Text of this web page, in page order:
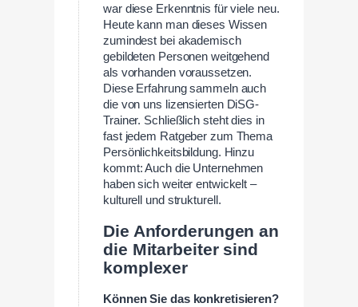
war diese Erkenntnis für viele neu.
Heute kann man dieses Wissen
zumindest bei akademisch
gebildeten Personen weitgehend
als vorhanden voraussetzen.
Diese Erfahrung sammeln auch
die von uns lizensierten DiSG-
Trainer. Schließlich steht dies in
fast jedem Ratgeber zum Thema
Persönlichkeitsbildung. Hinzu
kommt: Auch die Unternehmen
haben sich weiter entwickelt –
kulturell und strukturell.
Die Anforderungen an
die Mitarbeiter sind
komplexer
Können Sie das konkretisieren?